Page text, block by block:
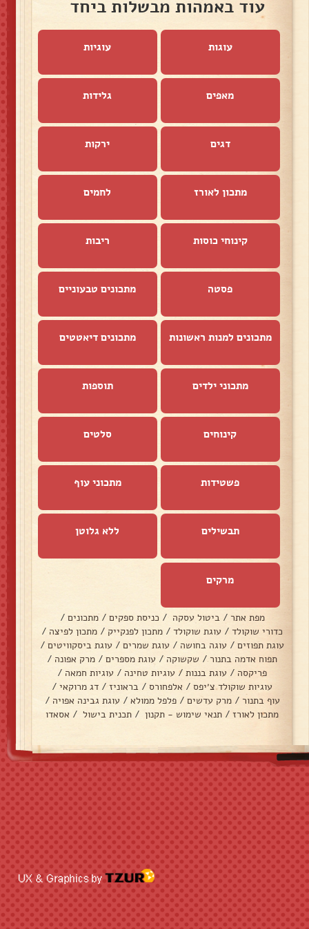
עוד באמהות מבשלות ביחד
עוגות עוגיות
מאפים גלידות
דגים ירקות
מתכון לאורז לחמים
קינוחי כוסות ריבות
פסטה מתכונים טבעוניים
מתכונים למנות ראשונות מתכונים דיאטטים
מתכוני ילדים תוספות
קינוחים סלטים
פשטידות מתכוני עוף
תבשילים ללא גלוטן
מרקים
מפת אתר / ביטול עסקה / כניסת ספקים / מתכונים /
כדורי שוקולד / עוגת שוקולד / מתכון לפנקייק / מתכון לפיצה /
עוגת תפוזים / עוגה בחושה / עוגת שמרים / עוגת ביסקוויטים /
תפוח אדמה בתנור/ שקשוקה / עוגת מספרים / מרק אפונה /
פריקסה / עוגת בננות / עוגיות טחינה / עוגיות חמאה /
עוגיות שוקולד צ׳יפס / אלפחורס / בראוניז / דג מרוקאי /
עוף בתנור / מרק עדשים / פלפל ממולא / עוגת גבינה אפויה /
מתכון לאורז / תנאי שימוש - תקנון / תכנית בישול / אסאדו